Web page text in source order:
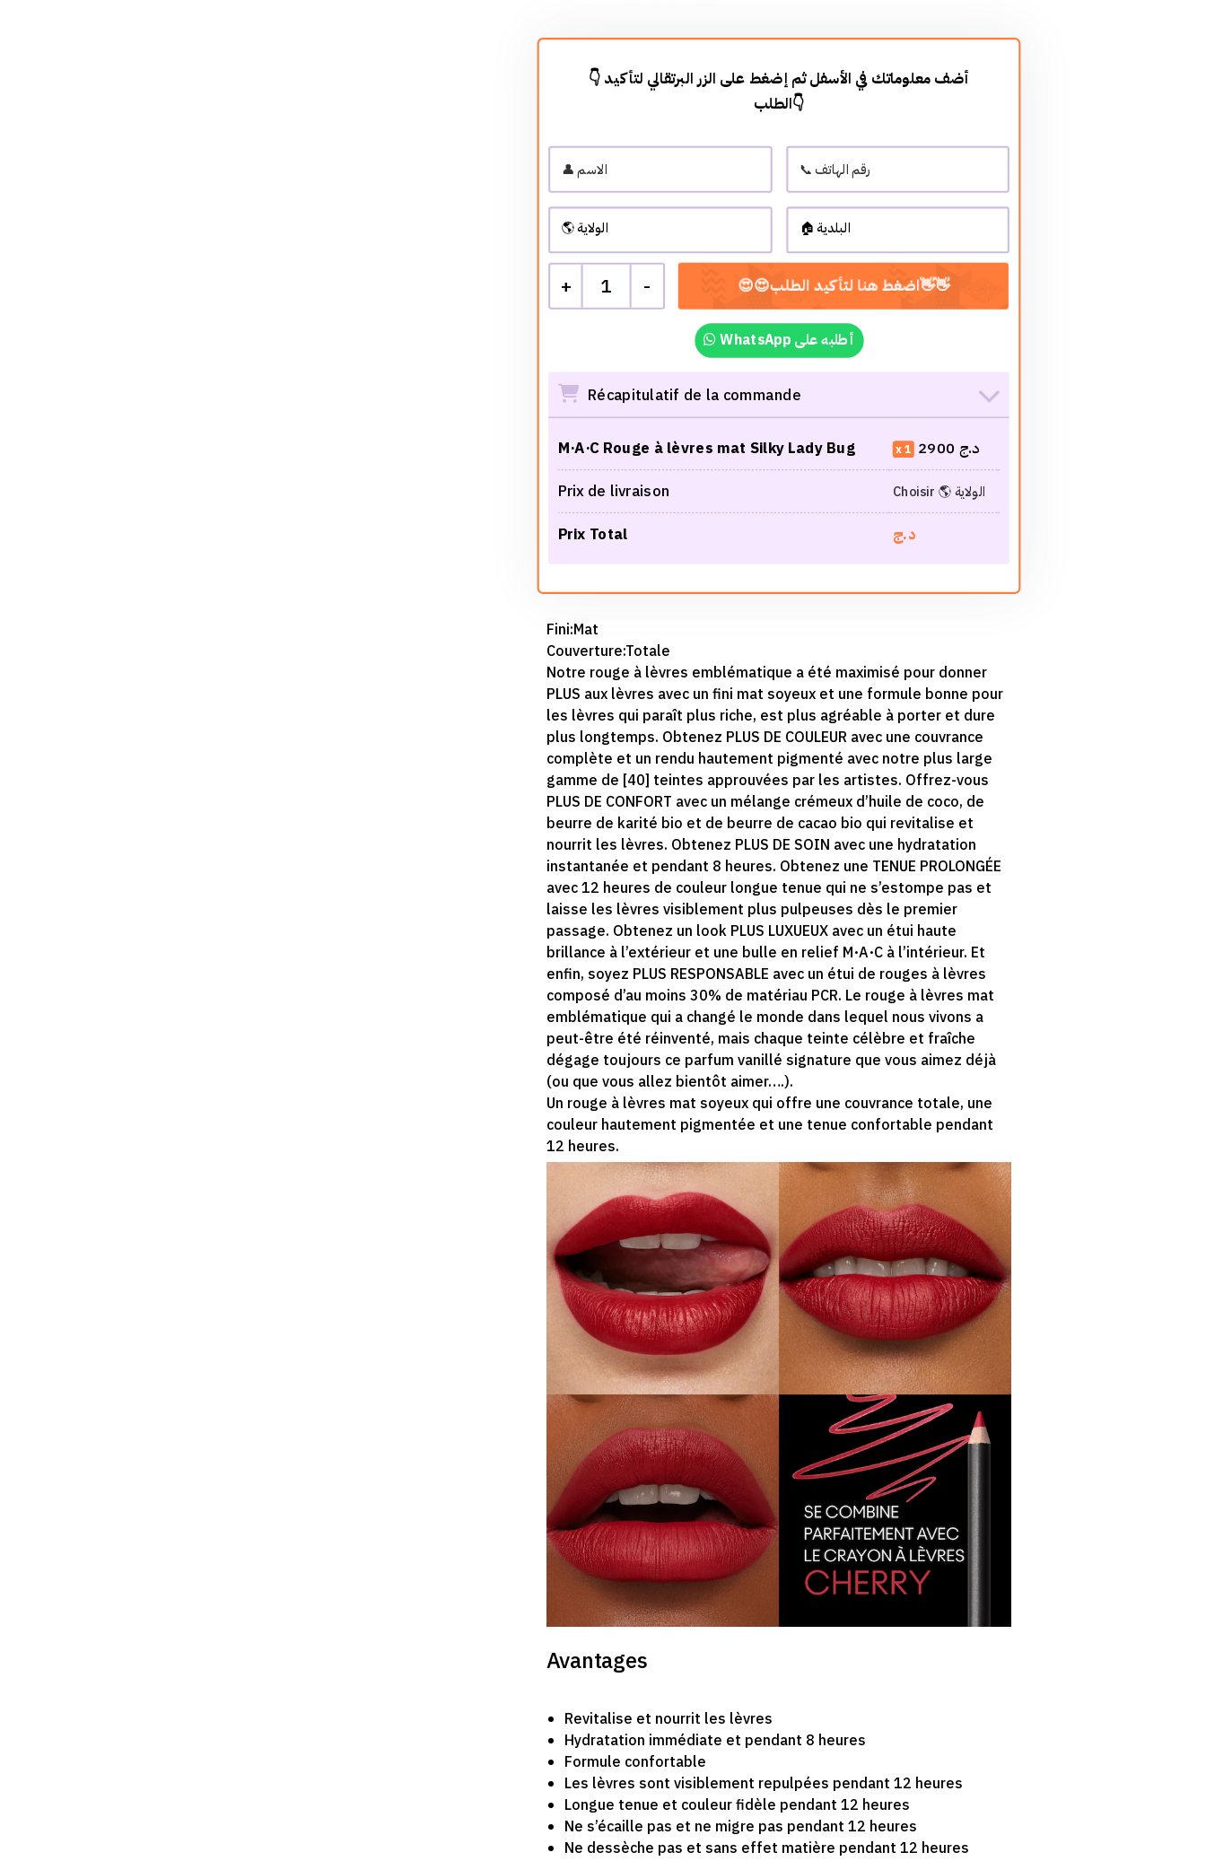
👇 أضف معلوماتك في الأسفل ثم إضغط على الزر البرتقالي لتأكيد
الطلب👇
+ 1 -
WhatsApp أطلبه على
Récapitulatif de la commande
M·A·C Rouge à lèvres mat Silky Lady Bug 1 2900 د.ج
Prix de livraison Choisir 🌎 الولاية
Prix Total د.ج
Fini:Mat
Couverture:Totale
Notre rouge à lèvres emblématique a été maximisé pour donner
PLUS aux lèvres avec un fini mat soyeux et une formule bonne pour
les lèvres qui paraît plus riche, est plus agréable à porter et dure
plus longtemps. Obtenez PLUS DE COULEUR avec une couvrance
complète et un rendu hautement pigmenté avec notre plus large
gamme de [40] teintes approuvées par les artistes. Offrez-vous
PLUS DE CONFORT avec un mélange crémeux d’huile de coco, de
beurre de karité bio et de beurre de cacao bio qui revitalise et
nourrit les lèvres. Obtenez PLUS DE SOIN avec une hydratation
instantanée et pendant 8 heures. Obtenez une TENUE PROLONGÉE
avec 12 heures de couleur longue tenue qui ne s’estompe pas et
laisse les lèvres visiblement plus pulpeuses dès le premier
passage. Obtenez un look PLUS LUXUEUX avec un étui haute
brillance à l’extérieur et une bulle en relief M·A·C à l’intérieur. Et
enfin, soyez PLUS RESPONSABLE avec un étui de rouges à lèvres
composé d’au moins 30% de matériau PCR. Le rouge à lèvres mat
emblématique qui a changé le monde dans lequel nous vivons a
peut-être été réinventé, mais chaque teinte célèbre et fraîche
dégage toujours ce parfum vanillé signature que vous aimez déjà
(ou que vous allez bientôt aimer….).
Un rouge à lèvres mat soyeux qui offre une couvrance totale, une
couleur hautement pigmentée et une tenue confortable pendant
12 heures.
Avantages
Revitalise et nourrit les lèvres
Hydratation immédiate et pendant 8 heures
Formule confortable
Les lèvres sont visiblement repulpées pendant 12 heures
Longue tenue et couleur fidèle pendant 12 heures
Ne s’écaille pas et ne migre pas pendant 12 heures
Ne dessèche pas et sans effet matière pendant 12 heures